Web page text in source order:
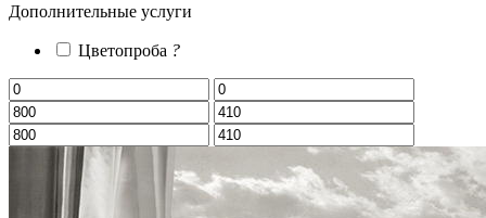
Дополнительные услуги
Цветопроба ?